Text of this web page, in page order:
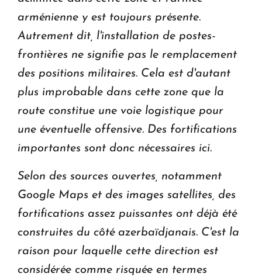
arménienne y est toujours présente.
Autrement dit, l'installation de postes-
frontières ne signifie pas le remplacement
des positions militaires. Cela est d'autant
plus improbable dans cette zone que la
route constitue une voie logistique pour
une éventuelle offensive. Des fortifications
importantes sont donc nécessaires ici.
Selon des sources ouvertes, notamment
Google Maps et des images satellites, des
fortifications assez puissantes ont déjà été
construites du côté azerbaïdjanais. C'est la
raison pour laquelle cette direction est
considérée comme risquée en termes